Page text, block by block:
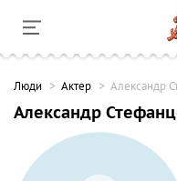
Люди Актер Александр
Александр